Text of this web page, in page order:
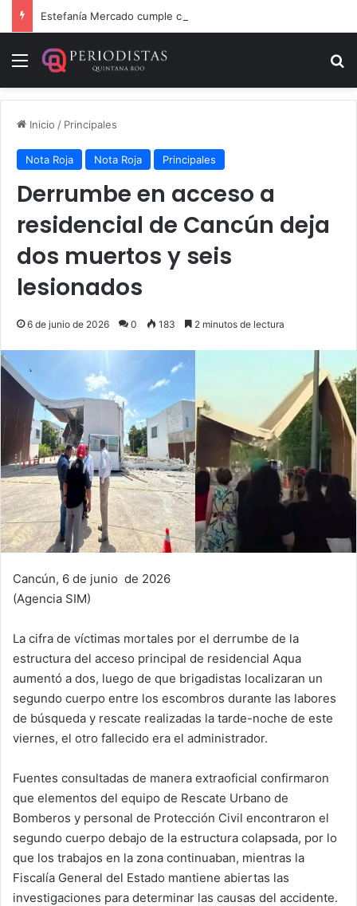
Menú
Inicio / Principales
Nota Roja Nota Roja Principales
Derrumbe en acceso a
residencial de Cancún deja
dos muertos y seis
lesionados
6 de junio de 2026 0 183 2 minutos de lectura
Cancún, 6 de junio de 2026
(Agencia SIM)
La cifra de víctimas mortales por el derrumbe de la
estructura del acceso principal de residencial Aqua
aumentó a dos, luego de que brigadistas localizaran un
segundo cuerpo entre los escombros durante las labores
de búsqueda y rescate realizadas la tarde-noche de este
viernes, el otro fallecido era el administrador.
Fuentes consultadas de manera extraoficial confirmaron
que elementos del equipo de Rescate Urbano de
Bomberos y personal de Protección Civil encontraron el
segundo cuerpo debajo de la estructura colapsada, por lo
que los trabajos en la zona continuaban, mientras la
Fiscalía General del Estado mantiene abiertas las
investigaciones para determinar las causas del accidente.